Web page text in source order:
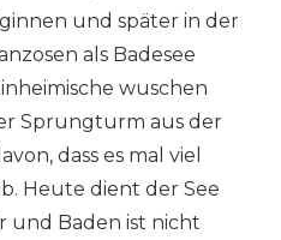
und später in der
als Badesee
wuschen
Sprungturm aus der
dass es mal viel
Heute dient der See
und Baden ist nicht